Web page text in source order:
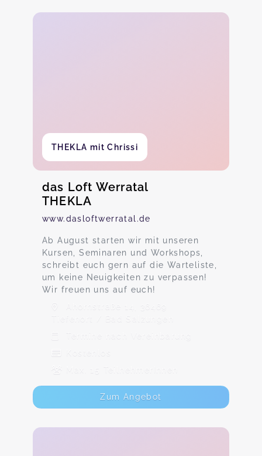
THEKLA mit Chrissi
das Loft Werratal
THEKLA
www.dasloftwerratal.de
Ab August starten wir mit unseren
Kursen, Seminaren und Workshops,
schreibt euch gern auf die Warteliste,
um keine Neuigkeiten zu verpassen!
Wir freuen uns auf euch!
Ahornstraße 14, 36469
Tiefenort / Bad Salzungen
Termine nach Vereinbarung
Max. 15 TeilnehmerInnen
Zum Angebot